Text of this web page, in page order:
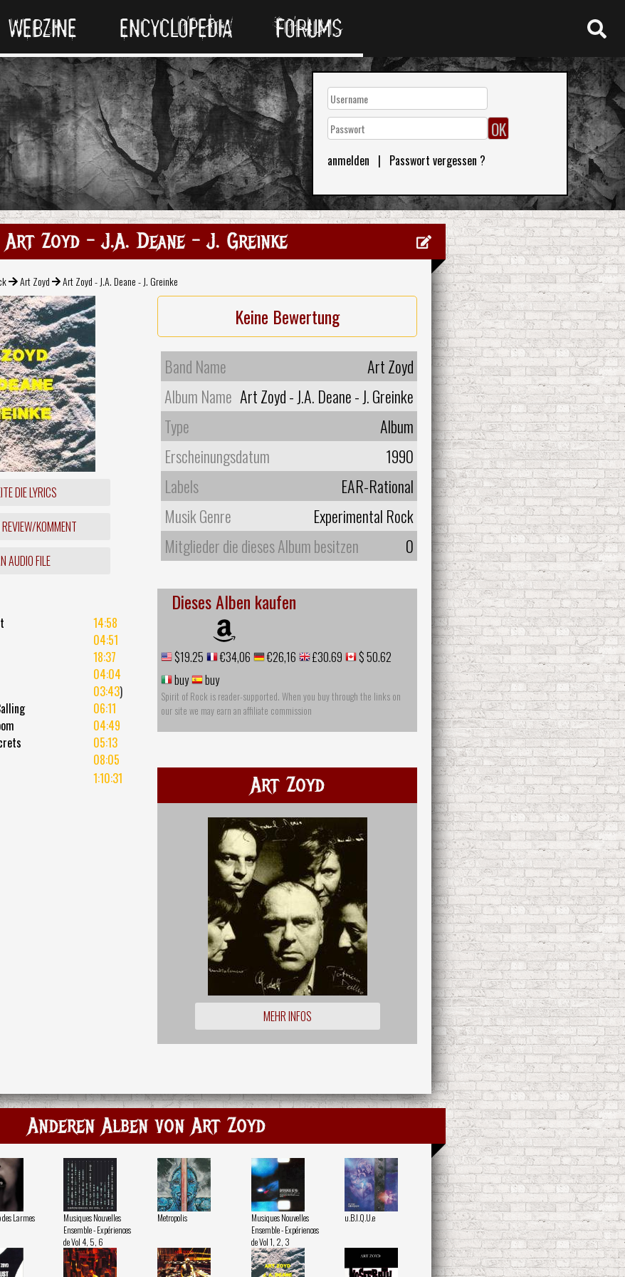
WEBZINE ENCYCLOPEDIA FORUMS
anmelden | Passwort vergessen ?
Art Zoyd - J.A. Deane - J. Greinke
Art Zoyd Art Zoyd - J.A. Deane - J. Greinke
DIE LYRICS
KOMMENT
AUDIO FILE
Keine Bewertung
Band Name
Art Zoyd
Album Name Art Zoyd - J.A. Deane - J. Greinke
Type
Album
Erscheinungsdatum
1990
Labels
EAR-Rational
Musik Genre
Experimental Rock
Mitglieder die dieses Album besitzen
0
14:58
04:51
18:37
04:04
03:43)
06:11
04:49
05:13
08:05
1:10:31
Dieses Alben kaufen
$19.25 €34,06 €26,16 £30.69
$ 50.62
buy
buy
Spirit of Rock is reader-supported. When you buy through the links on
our site we may earn an affiliate commission
Art Zoyd
MEHR INFOS
Anderen Alben von Art Zoyd
Larmes
Musiques Nouvelles
Ensemble - Expériences
de Vol 4, 5, 6
Metropolis
Musiques Nouvelles
Ensemble - Expériences
de Vol 1, 2, 3
u.B.I.Q.U.e